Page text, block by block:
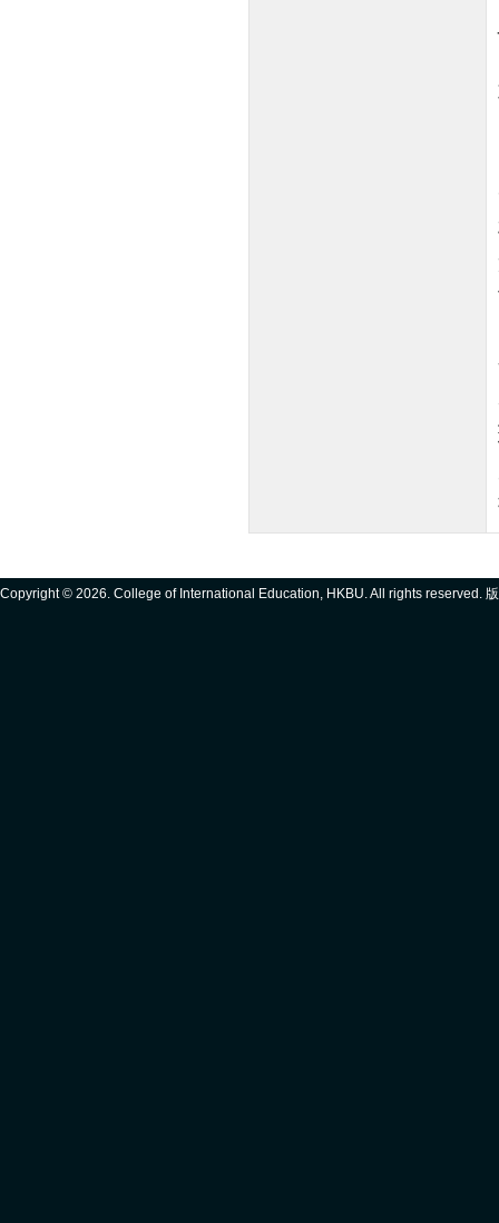
Copyright © 2026. College of International Education, HKBU. All rights reserved.